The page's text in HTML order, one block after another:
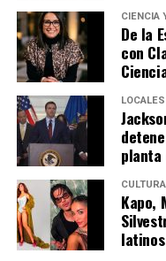
CIENCIA
De la
con
LOCALES
planta
CULTURA
Kapo,
latinos